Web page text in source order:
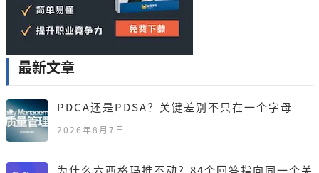
最新文章
PDCA还是PDSA？关键差别不只在一个字母
2026年8月7日
为什么六西格玛推不动？84个回答指向同一个关